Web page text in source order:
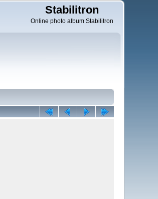
Stabilitron
Online photo album Stabilitron